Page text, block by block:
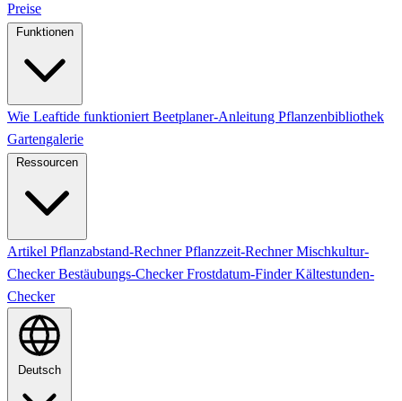
Preise
Funktionen
Wie Leaftide funktioniert Beetplaner-Anleitung Pflanzenbibliothek
Gartengalerie
Ressourcen
Artikel Pflanzabstand-RechnerPflanzzeit-RechnerMischkultur-
CheckerBestäubungs-CheckerFrostdatum-FinderKältestunden-
Checker
Deutsch